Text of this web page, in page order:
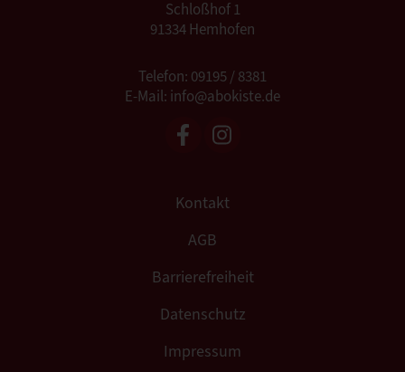
Schloßhof 1
91334 Hemhofen
Telefon: 09195 / 8381
E-Mail: info@abokiste.de
Kontakt
AGB
Barrierefreiheit
Datenschutz
Impressum